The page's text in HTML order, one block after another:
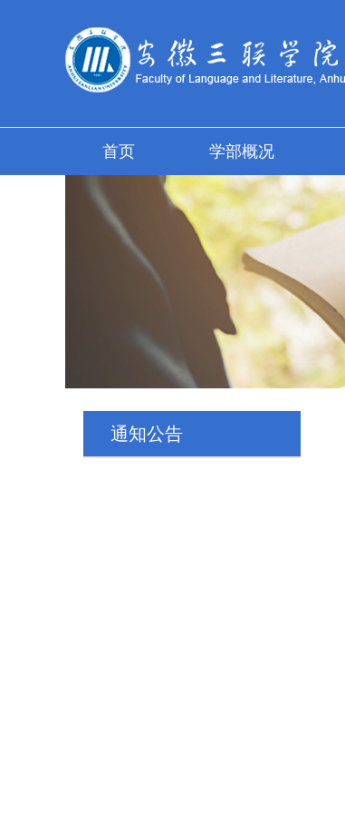
首页 学部概况
通知公告